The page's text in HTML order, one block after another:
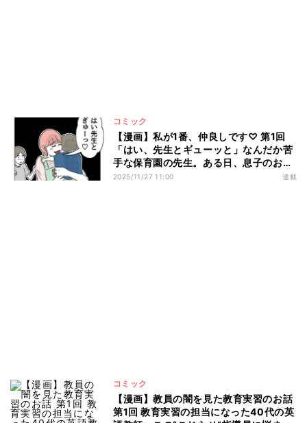
コミック
【漫画】私が1番、仲良しです♡ 第1回
「はい、先生とギューッと」なんだか苦
手な保育園の先生。ある日、息子のお迎
えに行くと…?
2025/11/27 11:00 連載
コミック
【漫画】教員の闇を見た教育実習のお話
第1回 教育実習の担当になった40代の英